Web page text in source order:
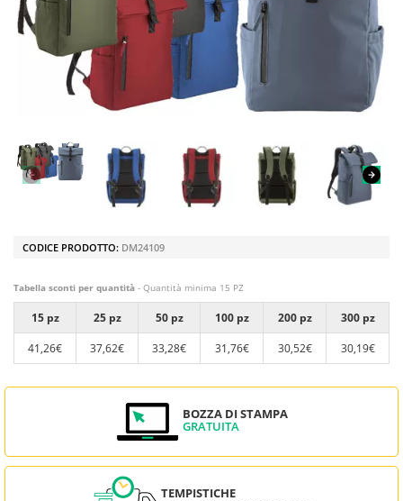
CODICE PRODOTTO: DM24109
Tabella sconti per quantità - Quantità minima 15 PZ
15 pz 25 pz 50 pz 100 pz 200 pz
300 pz
41,26€
37,62€ 33,28€ 31,76€ 30,52€ 30,19€
BOZZA DI STAMPA
GRATUITA
TEMPISTICHE